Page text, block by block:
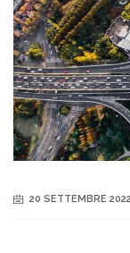
20 SETTEMBRE 2022